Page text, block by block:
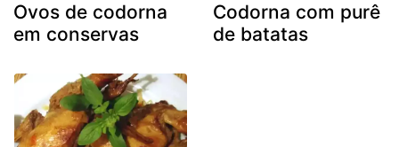
Ovos de codorna
em conservas
Codorna com purê
de batatas